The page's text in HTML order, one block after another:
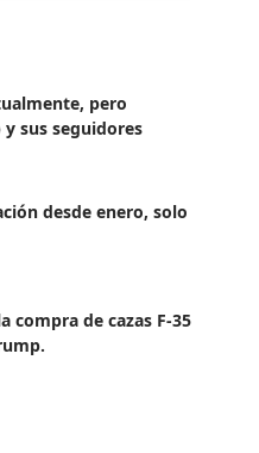
pero
sus seguidores
desde enero, solo
compra de cazas F-35